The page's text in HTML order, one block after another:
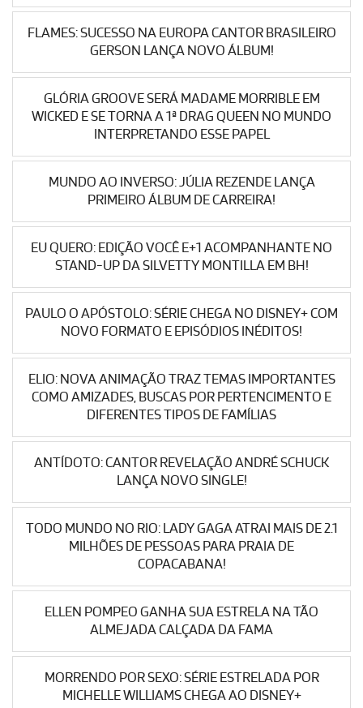
FLAMES: SUCESSO NA EUROPA CANTOR BRASILEIRO
GERSON LANÇA NOVO ÁLBUM!
GLÓRIA GROOVE SERÁ MADAME MORRIBLE EM
WICKED E SE TORNA A 1ª DRAG QUEEN NO MUNDO
INTERPRETANDO ESSE PAPEL
MUNDO AO INVERSO: JÚLIA REZENDE LANÇA
PRIMEIRO ÁLBUM DE CARREIRA!
EU QUERO: EDIÇÃO VOCÊ E+1 ACOMPANHANTE NO
STAND-UP DA SILVETTY MONTILLA EM BH!
PAULO O APÓSTOLO: SÉRIE CHEGA NO DISNEY+ COM
NOVO FORMATO E EPISÓDIOS INÉDITOS!
ELIO: NOVA ANIMAÇÃO TRAZ TEMAS IMPORTANTES
COMO AMIZADES, BUSCAS POR PERTENCIMENTO E
DIFERENTES TIPOS DE FAMÍLIAS
ANTÍDOTO: CANTOR REVELAÇÃO ANDRÉ SCHUCK
LANÇA NOVO SINGLE!
TODO MUNDO NO RIO: LADY GAGA ATRAI MAIS DE 2.1
MILHÕES DE PESSOAS PARA PRAIA DE
COPACABANA!
ELLEN POMPEO GANHA SUA ESTRELA NA TÃO
ALMEJADA CALÇADA DA FAMA
MORRENDO POR SEXO: SÉRIE ESTRELADA POR
MICHELLE WILLIAMS CHEGA AO DISNEY+